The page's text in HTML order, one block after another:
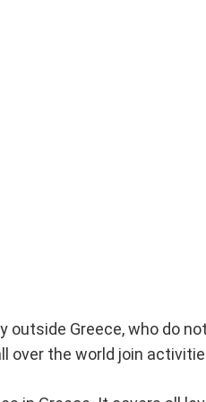
Greece, who do
over the world join